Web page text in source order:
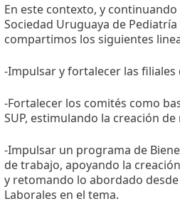
En este contexto, y
Sociedad Uruguaya de
compartimos los siguientes
-Impulsar y fortalecer las
-Fortalecer los comités como
SUP, estimulando la creación
-Impulsar un programa de
de trabajo, apoyando la
y retomando lo abordado
Laborales en el tema.